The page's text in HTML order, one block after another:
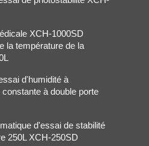
de reporting des données qui
les chambres d'essais de stabilité
les chercheurs scientifiques à
l'efficacité de la production. Que ce
de stabilité sont un outil clé pour
XCH-1000SD
la température de la
d'humidité à
à double porte
d'essai de stabilité
250L XCH-250SD